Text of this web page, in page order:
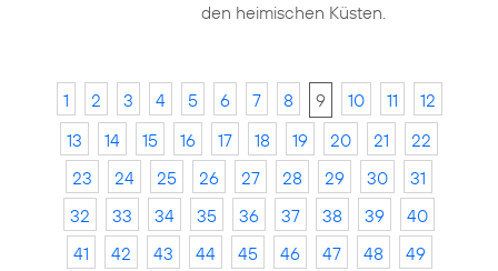
den heimischen Küsten.
1 2 3 4 5 6 7 8 9 10 11
12
13
14 15 16 17 18 19 20 21
22
23
24 25 26 27 28 29 30
31
32
33 34 35 36 37 38 39
40
41
42 43 44 45 46 47 48
49